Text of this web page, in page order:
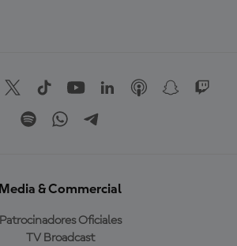
Media & Commercial
Patrocinadores Oficiales
TV Broadcast